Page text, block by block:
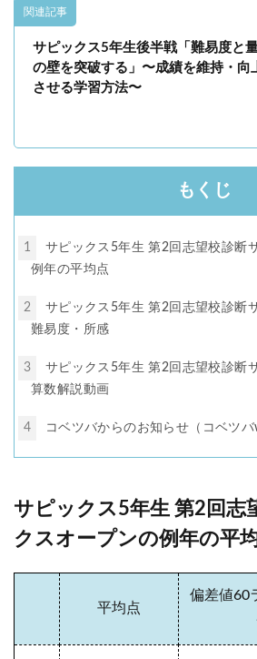
関連記事
サピックス5年生後半戦「難易度と
の壁を突破する」〜成績を維持・向
させる学習方法〜
もくじ
1
サピックス5年生 第2回志望校診断
例年の平均点
2
サピックス5年生 第2回志望校診断
難易度・所感
3
サピックス5年生 第2回志望校診断
算数解説動画
4 コベツバからのお知らせ（コベツバ
サピックス5年生 第2回志
クスオープンの例年の平
平均点
偏差値60